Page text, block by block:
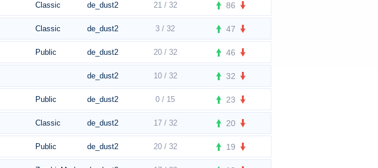
Classic de_dust2 21 / 32 86
Classic de_dust2 3 / 32 47
Public de_dust2 20 / 32 46
de_dust2 10 / 32 32
Public de_dust2 0 / 15 23
Classic de_dust2 17 / 32 20
Public de_dust2 20 / 32 19